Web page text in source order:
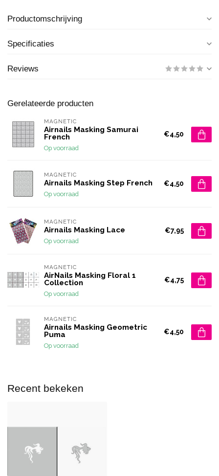
Productomschrijving
Specificaties
Reviews
Gerelateerde producten
MAGNETIC
Airnails Masking Samurai
French
Op voorraad
€4,50
MAGNETIC
Airnails Masking Step French
Op voorraad
€4,50
MAGNETIC
Airnails Masking Lace
Op voorraad
€7,95
MAGNETIC
AirNails Masking Floral 1
Collection
Op voorraad
€4,75
MAGNETIC
Airnails Masking Geometric
Puma
Op voorraad
€4,50
Recent bekeken